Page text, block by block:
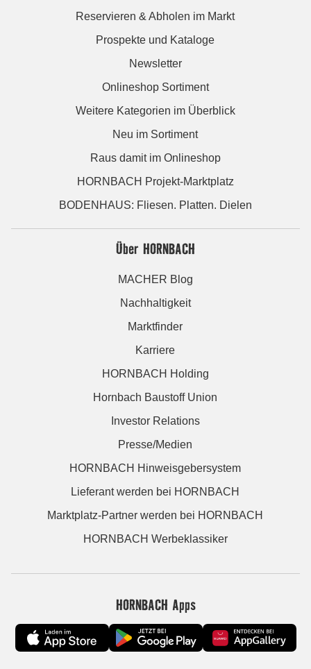
Reservieren & Abholen im Markt
Prospekte und Kataloge
Newsletter
Onlineshop Sortiment
Weitere Kategorien im Überblick
Neu im Sortiment
Raus damit im Onlineshop
HORNBACH Projekt-Marktplatz
BODENHAUS: Fliesen. Platten. Dielen
Über HORNBACH
MACHER Blog
Nachhaltigkeit
Marktfinder
Karriere
HORNBACH Holding
Hornbach Baustoff Union
Investor Relations
Presse/Medien
HORNBACH Hinweisgebersystem
Lieferant werden bei HORNBACH
Marktplatz-Partner werden bei HORNBACH
HORNBACH Werbeklassiker
HORNBACH Apps